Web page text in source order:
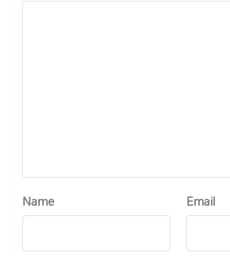
Name Email